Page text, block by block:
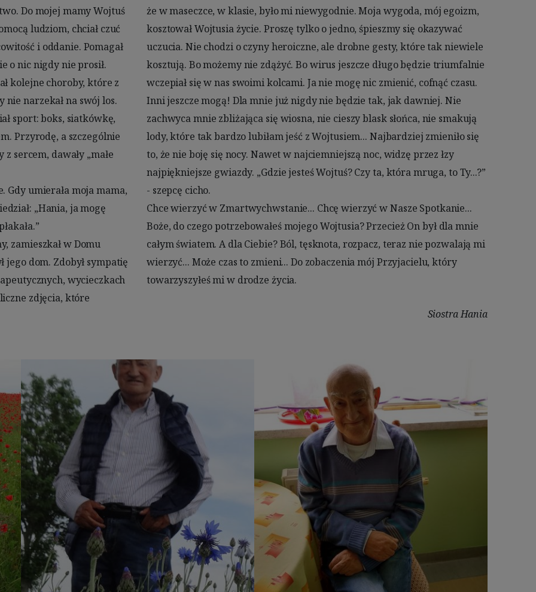
Do mojej mamy Wojtuś
ludziom, chciał czuć
i oddanie. Pomagał
o nic nigdy nie prosił.
kolejne choroby, które z
narzekał na swój los.
sport: boks, siatkówkę,
Przyrodę, a szczególnie
sercem, dawały „małe
Gdy umierała moja mama,
„Hania, ja mogę
zamieszkał w Domu
jego dom. Zdobył sympatię
wycieczkach
zdjęcia, które
wygoda, mój egoizm,
śpieszmy się okazywać
gesty, które tak niewiele
będzie triumfalnie
zmienić, cofnąć czasu.
tak, jak dawniej. Nie
słońca, nie smakują
Najbardziej zmieniło się
noc, widzę przez łzy
w Nasze Spotkanie...
dla mnie
teraz nie pozwalają mi
mój Przyjacielu, który
Siostra Hania